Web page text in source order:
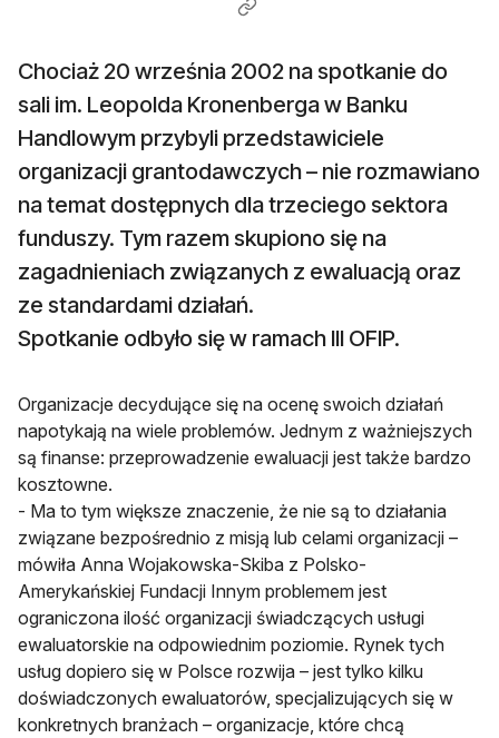
Chociaż 20 września 2002 na spotkanie do
sali im. Leopolda Kronenberga w Banku
Handlowym przybyli przedstawiciele
organizacji grantodawczych – nie rozmawiano
na temat dostępnych dla trzeciego sektora
funduszy. Tym razem skupiono się na
zagadnieniach związanych z ewaluacją oraz
ze standardami działań.
Spotkanie odbyło się w ramach III OFIP.
Organizacje decydujące się na ocenę swoich działań
napotykają na wiele problemów. Jednym z ważniejszych
są finanse: przeprowadzenie ewaluacji jest także bardzo
kosztowne.
- Ma to tym większe znaczenie, że nie są to działania
związane bezpośrednio z misją lub celami organizacji –
mówiła Anna Wojakowska-Skiba z Polsko-
Amerykańskiej Fundacji Innym problemem jest
ograniczona ilość organizacji świadczących usługi
ewaluatorskie na odpowiednim poziomie. Rynek tych
usług dopiero się w Polsce rozwija – jest tylko kilku
doświadczonych ewaluatorów, specjalizujących się w
konkretnych branżach – organizacje, które chcą